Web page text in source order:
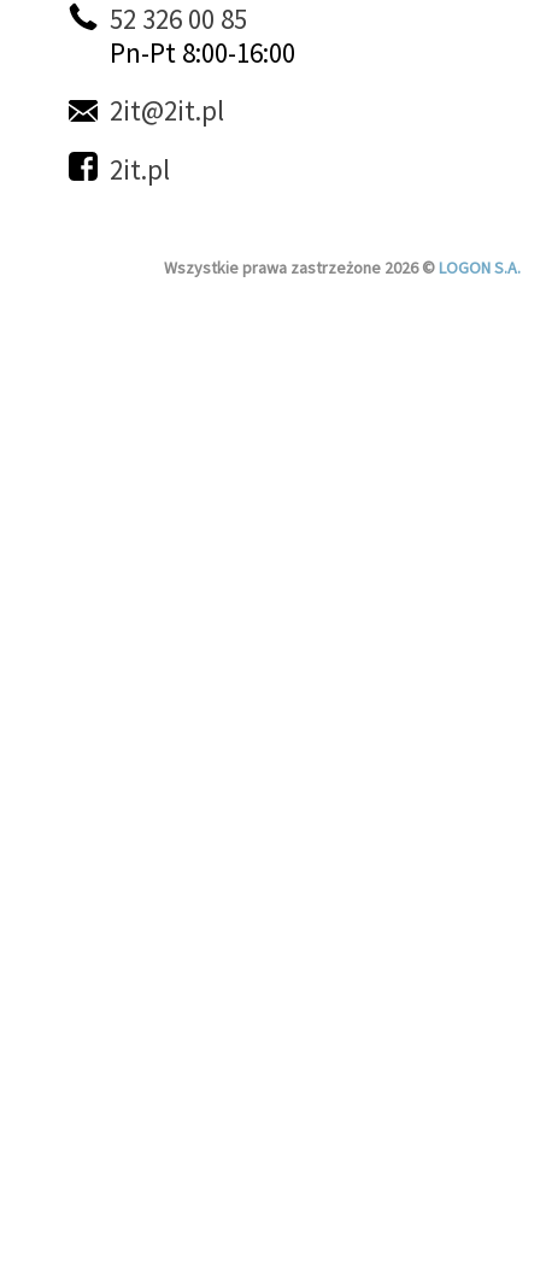
52 326 00 85
Pn-Pt 8:00-16:00
2it@2it.pl
2it.pl
Wszystkie prawa zastrzeżone 2026 ©LOGON S.A.